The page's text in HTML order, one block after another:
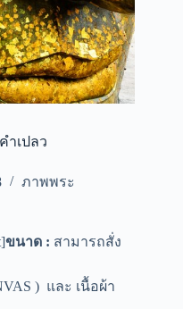
ำเปลว
ภาพพระ
ขนาด : สามารถสั่ง
) และ เนื้อผ้า